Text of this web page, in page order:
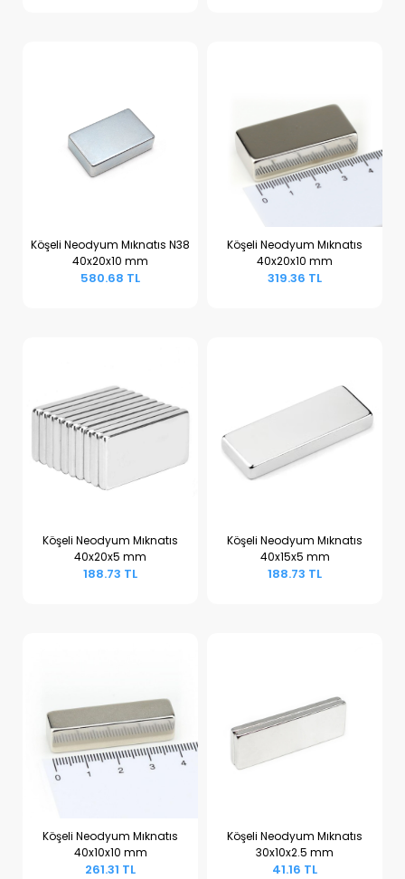
Sepete Ekle
Köşeli Neodyum Mıknatıs N38
40x20x10 mm
580.68 TL
Sepete Ekle
Köşeli Neodyum Mıknatıs
40x20x10 mm
319.36 TL
Sepete Ekle
Köşeli Neodyum Mıknatıs
40x20x5 mm
188.73 TL
Sepete Ekle
Köşeli Neodyum Mıknatıs
40x15x5 mm
188.73 TL
Sepete Ekle
Köşeli Neodyum Mıknatıs
40x10x10 mm
261.31 TL
Sepete Ekle
Köşeli Neodyum Mıknatıs
30x10x2.5 mm
41.16 TL